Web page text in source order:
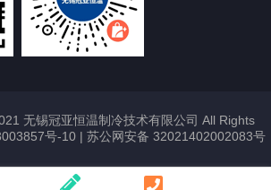
置
无锡冠亚恒温制冷技术有限公司 All Rights
号-10| 苏公网安备 32021402002083号